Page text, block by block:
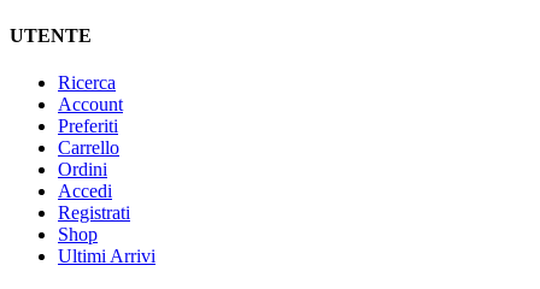
UTENTE
Ricerca
Account
Preferiti
Carrello
Ordini
Accedi
Registrati
Shop
Ultimi Arrivi